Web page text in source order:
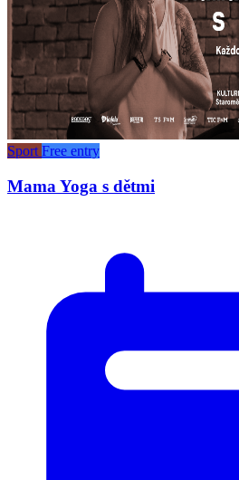
Sport Free entry
Mama Yoga s dětmi